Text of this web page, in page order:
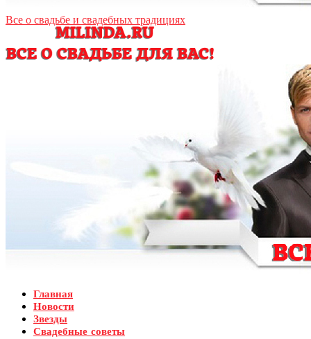
Все о свадьбе и свадебных традициях
Главная
Новости
Звезды
Свадебные советы